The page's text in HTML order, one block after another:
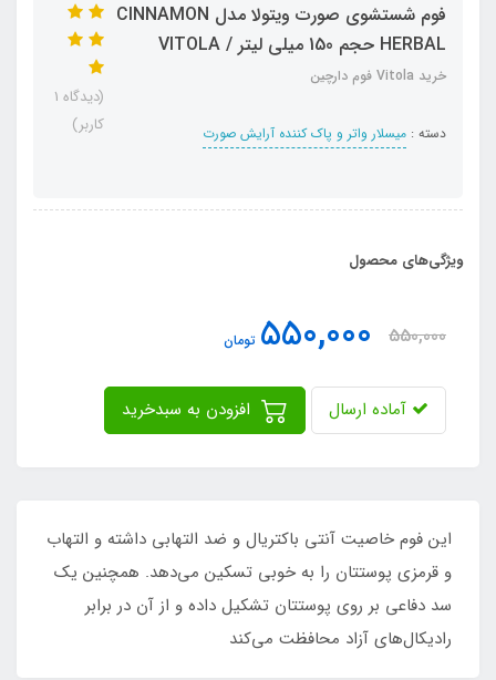
فوم شستشوی صورت ویتولا مدل CINNAMON
HERBAL حجم 150 میلی لیتر / VITOLA
خرید Vitola فوم دارچین
دسته : میسلار واتر و پاک کننده آرایش صورت
(دیدگاه 1
کاربر)
ویژگی‌های محصول
550,000
550,000 تومان
آماده ارسال
این فوم خاصیت آنتی باکتریال و ضد التهابی داشته و التهاب
و قرمزی پوستتان را به خوبی تسکین می‌دهد. همچنین یک
سد دفاعی بر روی پوستتان تشکیل داده و از آن در برابر
رادیکال‌های آزاد محافظت می‌کند